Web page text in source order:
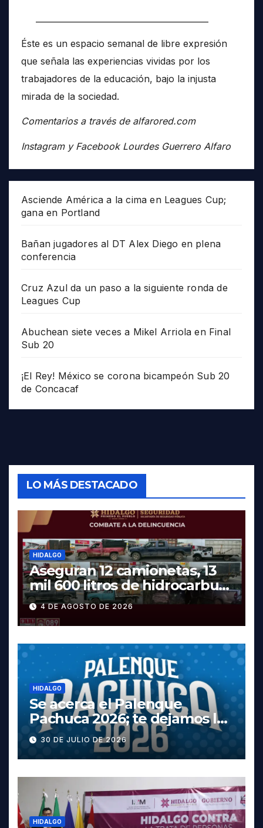
Éste es un espacio semanal de libre expresión
que señala las experiencias vividas por los
trabajadores de la educación, bajo la injusta
mirada de la sociedad.
Comentarios a través de alfarored.com
Instagram y Facebook Lourdes Guerrero Alfaro
Asciende América a la cima en Leagues Cup;
gana en Portland
Bañan jugadores al DT Alex Diego en plena
conferencia
Cruz Azul da un paso a la siguiente ronda de
Leagues Cup
Abuchean siete veces a Mikel Arriola en Final
Sub 20
¡El Rey! México se corona bicampeón Sub 20
de Concacaf
LO MÁS DESTACADO
HIDALGO
Aseguran 12 camionetas, 13
mil 600 litros de hidrocarburo
y dos vehículos robados en
Tula
4 DE AGOSTO DE 2026
HIDALGO
Se acerca el Palenque
Pachuca 2026; te dejamos la
cartelera completa, las
fechas y los precios
30 DE JULIO DE 2026
HIDALGO